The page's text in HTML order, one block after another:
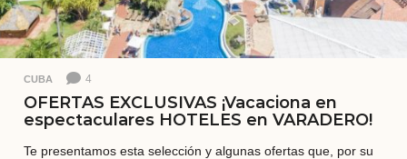
CUBA 4
OFERTAS EXCLUSIVAS ¡Vacaciona en
espectaculares HOTELES en VARADERO!
Te presentamos esta selección y algunas ofertas que, por su